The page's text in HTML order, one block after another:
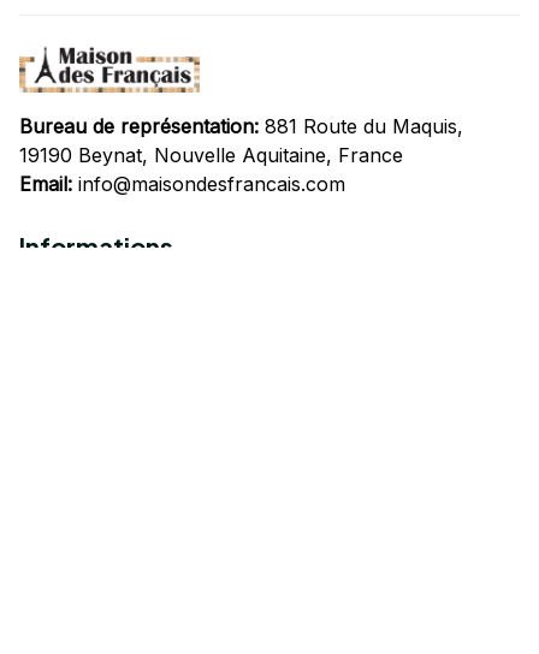
Bureau de représentation: 881 Route du Maquis,
19190 Beynat, Nouvelle Aquitaine, France
Email: info@maisondesfrancais.com
Informations